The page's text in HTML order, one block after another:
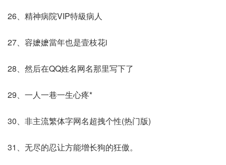
26、精神病院VIP特級病人
27、容嬷嬷當年也是壹枝花i
28、然后在QQ姓名网名那里写下了
29、一人一巷一生心疼*
30、非主流繁体字网名超拽个性(热门版)
31、无尽的忍让方能增长狗的狂傲。